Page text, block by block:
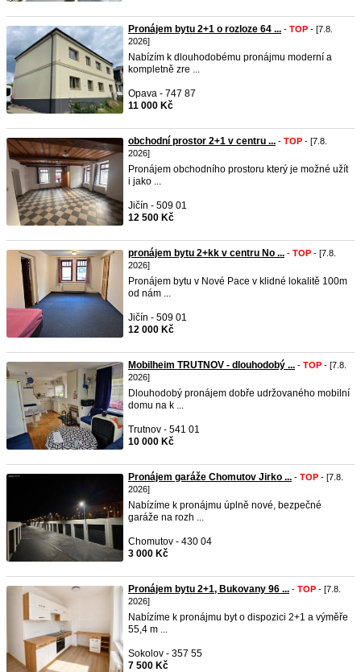
Pronájem bytu 2+1 o rozloze 64 ... - TOP - [7.8.
2026]
Nabízím k dlouhodobému pronájmu moderní a
kompletně zre ...
Opava - 747 87
11 000 Kč
obchodní prostor 2+1 v centru ... - TOP - [7.8.
2026]
Pronájem obchodního prostoru který je možné užít
i jako ...
Jičín - 509 01
12 500 Kč
pronájem bytu 2+kk v centru No ... - TOP - [7.8.
2026]
Pronájem bytu v Nové Pace v klidné lokalitě 100m
od nám ...
Jičín - 509 01
12 000 Kč
Mobilheim TRUTNOV - dlouhodobý ... - TOP - [7.8.
2026]
Dlouhodobý pronájem dobře udržovaného mobilní
domu na k ...
Trutnov - 541 01
10 000 Kč
Pronájem garáže Chomutov Jirko ... - TOP - [7.8.
2026]
Nabízíme k pronájmu úplně nové, bezpečné
garáže na rozh ...
Chomutov - 430 04
3 000 Kč
Pronájem bytu 2+1, Bukovany 96 ... - TOP - [7.8.
2026]
Nabízíme k pronájmu byt o dispozici 2+1 a výměře
55,4 m ...
Sokolov - 357 55
7 500 Kč